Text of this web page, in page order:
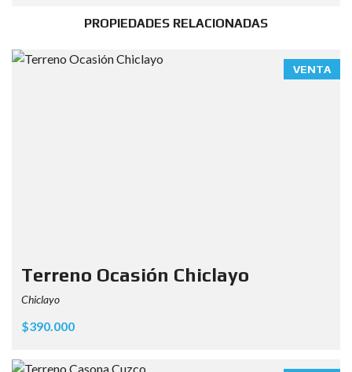
PROPIEDADES RELACIONADAS
VENTA
Terreno Ocasión Chiclayo
Chiclayo
$390.000